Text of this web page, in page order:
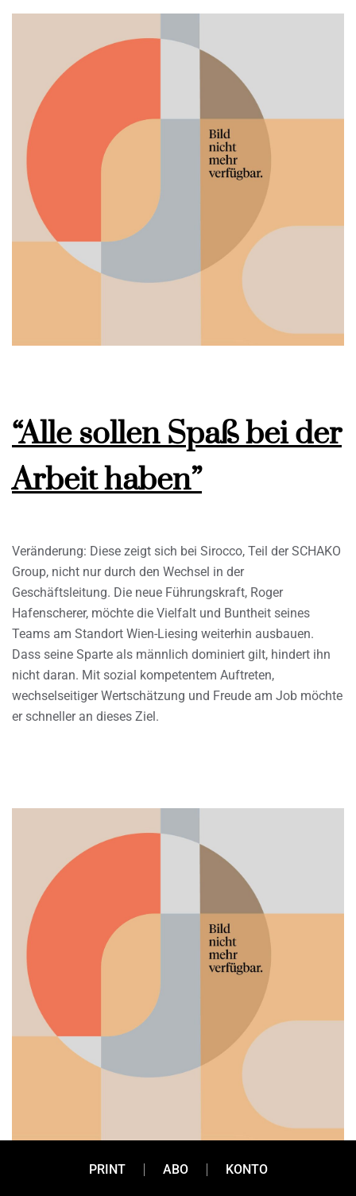
“Alle sollen Spaß bei der
Arbeit haben”
Veränderung: Diese zeigt sich bei Sirocco, Teil der SCHAKO
Group, nicht nur durch den Wechsel in der
Geschäftsleitung. Die neue Führungskraft, Roger
Hafenscherer, möchte die Vielfalt und Buntheit seines
Teams am Standort Wien-Liesing weiterhin ausbauen.
Dass seine Sparte als männlich dominiert gilt, hindert ihn
nicht daran. Mit sozial kompetentem Auftreten,
wechselseitiger Wertschätzung und Freude am Job möchte
er schneller an dieses Ziel.
PRINT ABO KONTO